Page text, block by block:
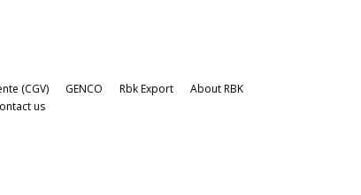
(CGV) GENCO Rbk Export
About RBK
us